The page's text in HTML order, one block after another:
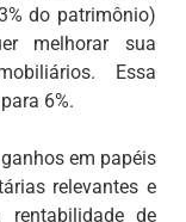
do patrimônio)
melhorar sua
Essa
6%.
em papéis
relevantes e
rentabilidade de